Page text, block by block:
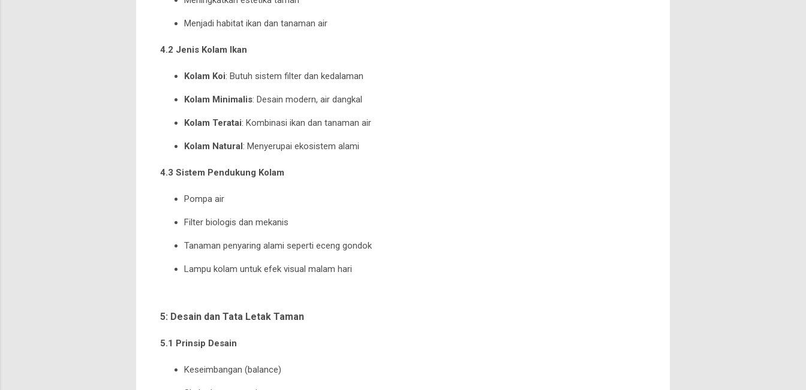
Menjadi habitat ikan dan tanaman air
4.2 Jenis Kolam Ikan
Kolam Koi: Butuh sistem filter dan kedalaman
Kolam Minimalis: Desain modern, air dangkal
Kolam Teratai: Kombinasi ikan dan tanaman air
Kolam Natural : Menyerupai ekosistem alami
4.3 Sistem Pendukung Kolam
Pompa air
Filter biologis dan mekanis
Tanaman penyaring alami seperti eceng gondok
Lampu kolam untuk efek visual malam hari
5: Desain dan Tata Letak Taman
5.1 Prinsip Desain
Keseimbangan (balance)